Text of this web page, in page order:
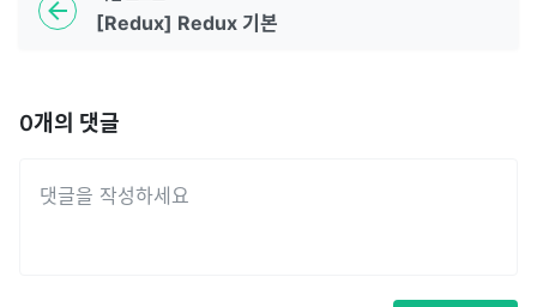
[Redux] Redux 기본
0개의 댓글